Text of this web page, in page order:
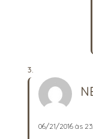
06/21/2016 às